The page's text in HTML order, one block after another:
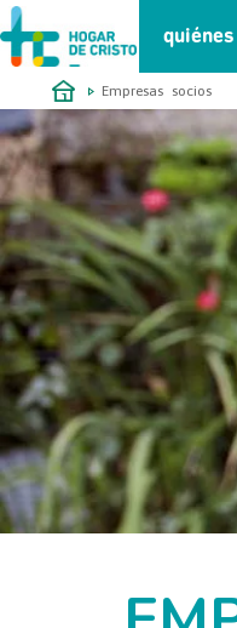
займ онлайн без проверок
Empresas socios